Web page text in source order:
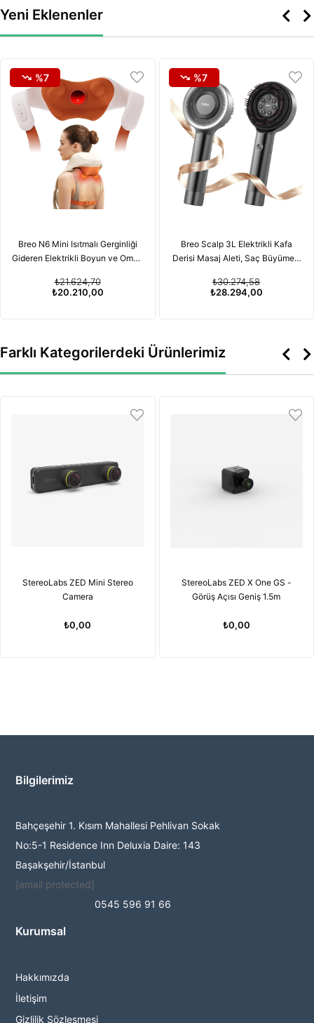
Yeni Eklenenler
Breo N6 Mini Isıtmalı Gerginliği
Gideren Elektrikli Boyun ve Omuz
₺20.210,00
₺21.624,70
%7
Breo Scalp 3L Elektrikli Kafa
Derisi Masaj Aleti, Saç Büyümesi
Özelliğiyle
₺28.294,00
₺30.274,58
%7
Farklı Kategorilerdeki Ürünlerimiz
StereoLabs ZED Mini Stereo
Camera
₺0,00
StereoLabs ZED X One GS -
Görüş Açısı Geniş 1.5m
₺0,00
Bilgilerimiz
Bahçeşehir 1. Kısım Mahallesi Pehlivan Sokak
No:5-1 Residence Inn Deluxia Daire: 143
Başakşehir/İstanbul
[email protected]
0545 596 91 66
Kurumsal
Hakkımızda
İletişim
Gizlilik Sözleşmesi